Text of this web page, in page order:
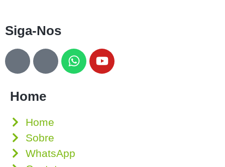
Siga-Nos
Home
Home
Sobre
WhatsApp